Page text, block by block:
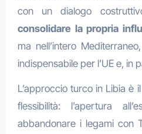
con un dialogo
consolidare la propria
ma nell’intero
indispensabile per l’UE e, in
L’approccio turco in Libia è
flessibilità: l’apertura
abbandonare i legami con